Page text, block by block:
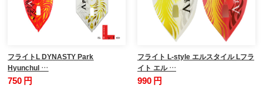
フライトL DYNASTY Park
Hyunchul …
750 円
フライト L-style エルスタイル Lフラ
イト エル …
990 円